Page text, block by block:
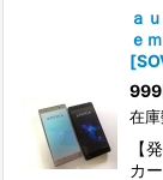
ａ
ｅ
[
999
在
【
カ